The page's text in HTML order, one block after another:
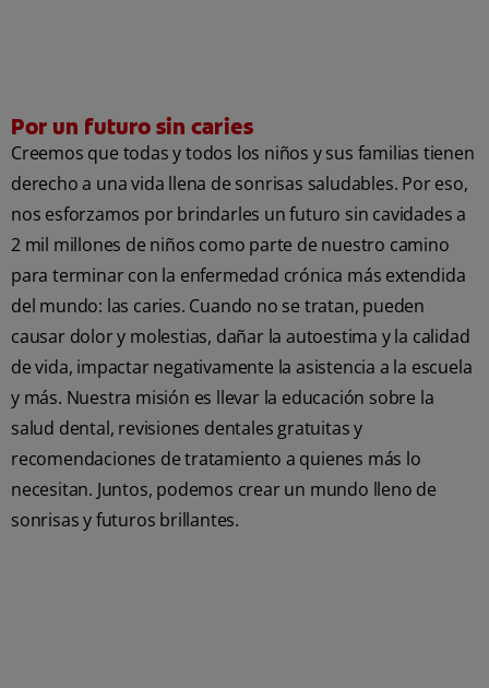
Por un futuro sin caries
Creemos que todas y todos los niños y sus familias tienen
derecho a una vida llena de sonrisas saludables. Por eso,
nos esforzamos por brindarles un futuro sin cavidades a
2 mil millones de niños como parte de nuestro camino
para terminar con la enfermedad crónica más extendida
del mundo: las caries. Cuando no se tratan, pueden
causar dolor y molestias, dañar la autoestima y la calidad
de vida, impactar negativamente la asistencia a la escuela
y más. Nuestra misión es llevar la educación sobre la
salud dental, revisiones dentales gratuitas y
recomendaciones de tratamiento a quienes más lo
necesitan. Juntos, podemos crear un mundo lleno de
sonrisas y futuros brillantes.